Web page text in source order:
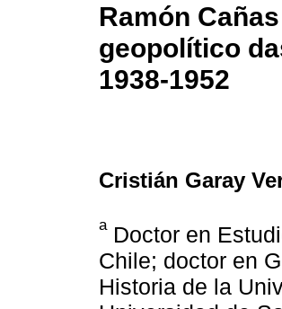
Ramón
geopolítico
1938-1952
Cristián Garay
aDoctor en
Chile; doctor en
Historia de la